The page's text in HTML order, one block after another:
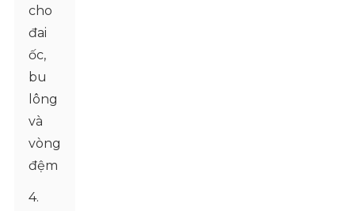
cho
đai
ốc,
bu
lông
và
vòng
đệm
4.